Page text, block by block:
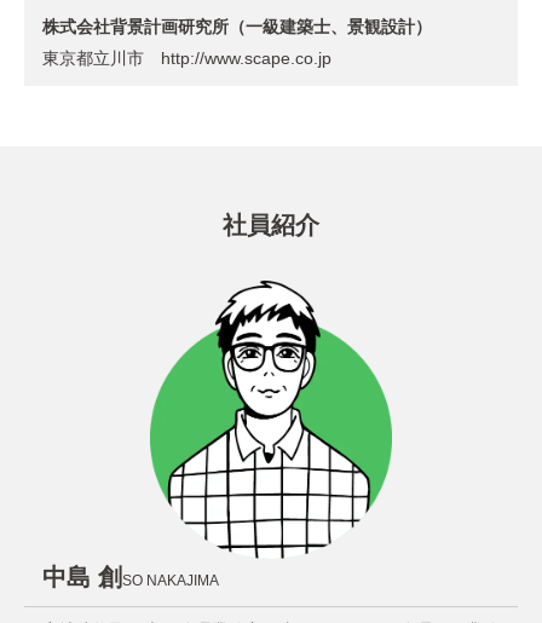
株式会社背景計画研究所（一級建築士、景観設計）
東京都立川市 http://www.scape.co.jp
社員紹介
中島 創 SO NAKAJIMA